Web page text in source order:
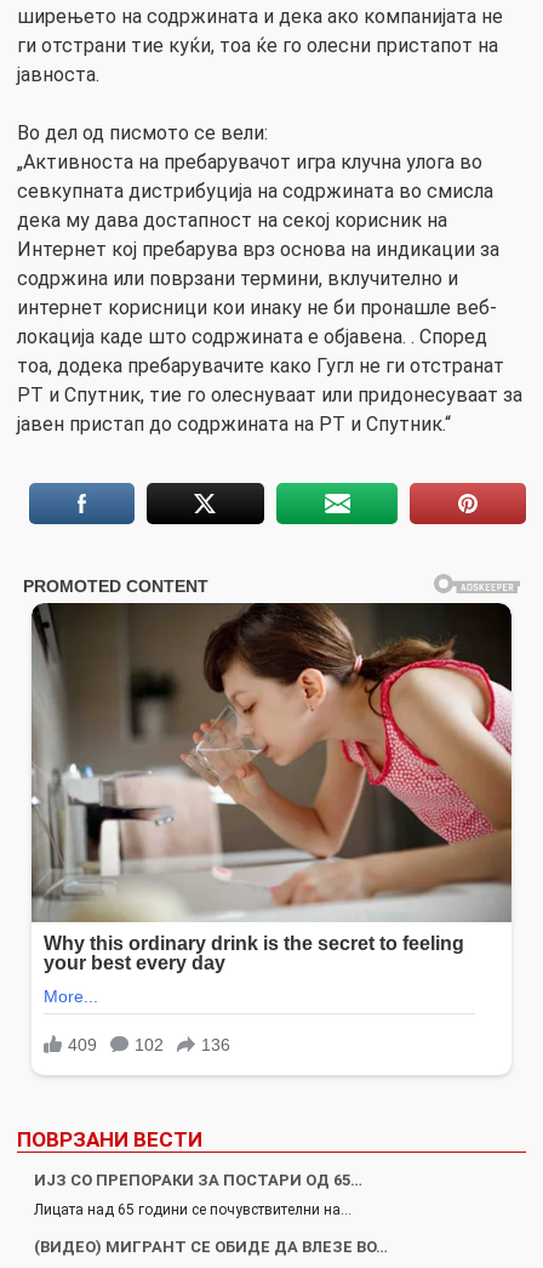
ширењето на содржината и дека ако компанијата не
ги отстрани тие куќи, тоа ќе го олесни пристапот на
јавноста.
Во дел од писмото се вели:
„Активноста на пребарувачот игра клучна улога во
севкупната дистрибуција на содржината во смисла
дека му дава достапнoст на секој корисник на
Интернет кој пребарува врз основа на индикации за
содржина или поврзани термини, вклучително и
интернет корисници кои инаку не би пронашле веб-
локација каде што содржината е објавена. . Според
тоа, додека пребарувачите како Гугл не ги отстранат
РТ и Спутник, тие го олеснуваат или придонесуваат за
јавен пристап до содржината на РТ и Спутник.“
ПОВРЗАНИ ВЕСТИ
ИЈЗ СО ПРЕПОРАКИ ЗА ПОСТАРИ ОД 65…
Лицата над 65 години се почувствителни на…
(ВИДЕО) МИГРАНТ СЕ ОБИДЕ ДА ВЛЕЗЕ ВО…